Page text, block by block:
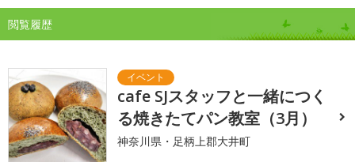
閲覧履歴
cafe SJスタッフと一緒につく
る焼きたてパン教室（3月）
神奈川県・足柄上郡大井町